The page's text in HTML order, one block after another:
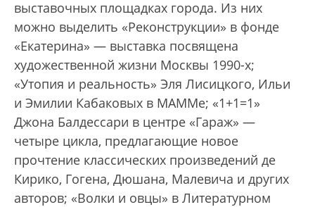
выставочных площадках города. Из них
можно выделить «Реконструкции» в фонде
«Екатерина» — выставка посвящена
художественной жизни Москвы 1990-х;
«Утопия и реальность» Эля Лисицкого, Ильи
и Эмилии Кабаковых в МАММе; «1+1=1»
Джона Балдессари в центре «Гараж» —
четыре цикла, предлагающие новое
прочтение классических произведений де
Кирико, Гогена, Дюшана, Малевича и других
авторов; «Волки и овцы» в Литературном